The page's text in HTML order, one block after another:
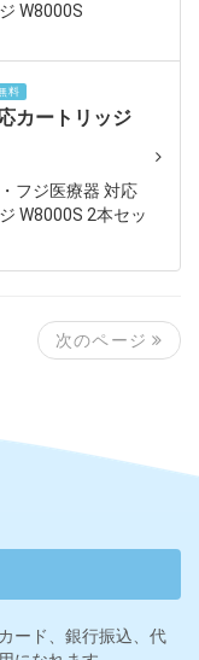
W8000S
料
カートリッジ
フジ医療器 対応
W8000S 2本セッ
次のページ
ード、銀行振込、代